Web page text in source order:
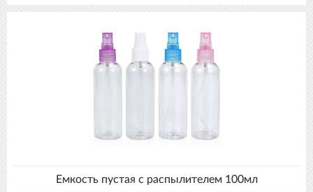
Емкость пустая с распылителем 100мл